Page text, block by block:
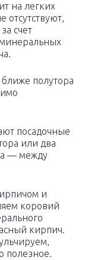
на легких
отсутствуют,
счет
полутора
посадочные
или два
— между
и
коровий
кирпич.
полезное.